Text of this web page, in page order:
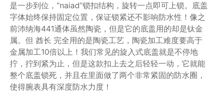
是一步到位，“naiad”锁扣结构，旋转一点即可上锁。底盖
字体始终保持固定位置，保证锁紧还不影响防水性！像之
前沛纳海441通体虽然陶瓷，但是它的底盖用的却是钛金
属。但 酋长 完全用的是陶瓷工艺，陶瓷加工难度要高于
金属加工10倍以上！我们常见的旋入式底盖就是不停地
拧，拧到紧为止，但是这款扣上去之后轻轻一动，它就能
整个底盖锁死，并且在里面做了两个非常紧固的防水圈，
使得腕表具有深度防水力度！